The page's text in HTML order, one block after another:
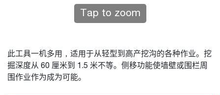
Tap to zoom
此工具一机多用，适用于从轻型到高产挖沟的各种作业。挖
掘深度从 60 厘米到 1.5 米不等。侧移功能使墙壁或围栏周
围作业作为成为可能。